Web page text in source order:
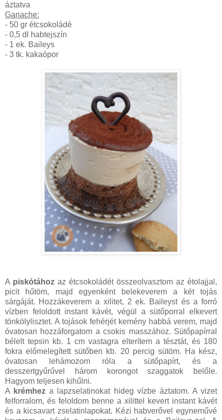
áztatva
Ganache:
- 50 gr étcsokoládé
- 0,5 dl habtejszín
- 1 ek. Baileys
- 3 tk. kakaópor
A piskótához az étcsokoládét összeolvasztom az étolajjal,
picit hűtöm, majd egyenként belekeverem a két tojás
sárgáját. Hozzákeverem a xilitet, 2 ek. Baileyst és a forró
vízben feloldott instant kávét, végül a sütőporral elkevert
tönkölylisztet. A tojások fehérjét kemény habbá verem, majd
óvatosan hozzáforgatom a csokis masszához. Sütőpapírral
bélelt tepsin kb. 1 cm vastagra elterítem a tésztát, és 180
fokra előmelegített sütőben kb. 20 percig sütöm. Ha kész,
óvatosan lehámozom róla a sütőpapírt, és a
desszertgyűrűvel három korongot szaggatok belőle.
Hagyom teljesen kihűlni.
A krémhez a lapzselatinokat hideg vízbe áztatom. A vizet
felforralom, és feloldom benne a xilittel kevert instant kávét
és a kicsavart zselatinlapokat. Kézi habverővel egyneművé